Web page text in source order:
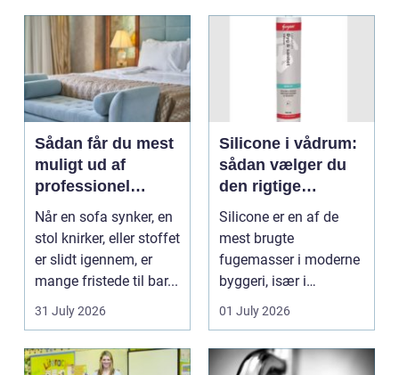
Sådan får du mest
muligt ud af
professionel
møbelpolstring
Når en sofa synker, en
stol knirker, eller stoffet
er slidt igennem, er
mange fristede til bar...
31 July 2026
Silicone i vådrum:
sådan vælger du
den rigtige
fugemasse
Silicone er en af de
mest brugte
fugemasser i moderne
byggeri, især i
badeværelser,
køkkener og andr...
01 July 2026